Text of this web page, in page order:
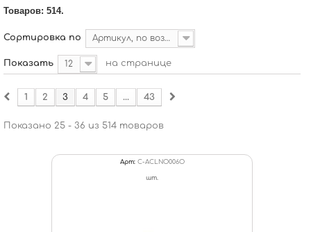
Товаров: 514.
Сортировка по Артикул, по возрастанию
Показать 12 на странице
1 2 3 4 5 ... 43
Показано 25 - 36 из 514 товаров
Арт: C-ACLNO006O
шт.